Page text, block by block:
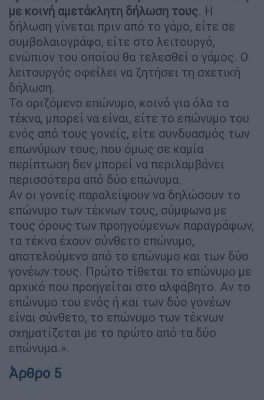
με κοινή αμετάκλητη δήλωση τους. Η
δήλωση γίνεται πριν από το γάμο, είτε σε
συμβολαιογράφο, είτε στο λειτουργό,
ενώπιον του οποίου θα τελεσθεί ο γάμος. Ο
λειτουργός οφείλει να ζητήσει τη σχετική
δήλωση.
Το οριζόμενο επώνυμο, κοινό για όλα τα
τέκνα, μπορεί να είναι, είτε το επώνυμο του
ενός από τους γονείς, είτε συνδυασμός των
επωνύμων τους, που όμως σε καμία
περίπτωση δεν μπορεί να περιλαμβάνει
περισσότερα από δύο επώνυμα.
Αν οι γονείς παραλείψουν να δηλώσουν το
επώνυμο των τέκνων τους, σύμφωνα με
τους όρους των προηγούμενων παραγράφων,
τα τέκνα έχουν σύνθετο επώνυμο,
αποτελούμενο από το επώνυμο και των δύο
γονέων τους. Πρώτο τίθεται το επώνυμο με
αρχικό που προηγείται στο αλφάβητο. Αν το
επώνυμο του ενός ή και των δύο γονέων
είναι σύνθετο, το επώνυμο των τέκνων
σχηματίζεται με το πρώτο από τα δύο
επώνυμα.».
Άρθρο 5